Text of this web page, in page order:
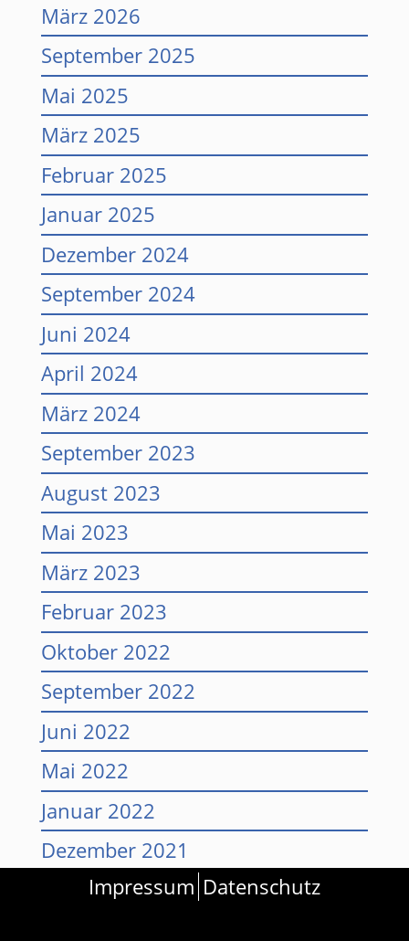
März 2026
September 2025
Mai 2025
März 2025
Februar 2025
Januar 2025
Dezember 2024
September 2024
Juni 2024
April 2024
März 2024
September 2023
August 2023
Mai 2023
März 2023
Februar 2023
Oktober 2022
September 2022
Juni 2022
Mai 2022
Januar 2022
Dezember 2021
November 2021
Impressum Datenschutz